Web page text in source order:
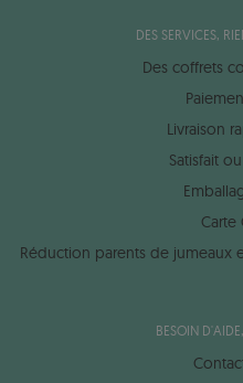
DES SERVICES,
Des coffrets
Livraison
Satisfait
Carte
Réduction parents de jumeaux
BESOIN